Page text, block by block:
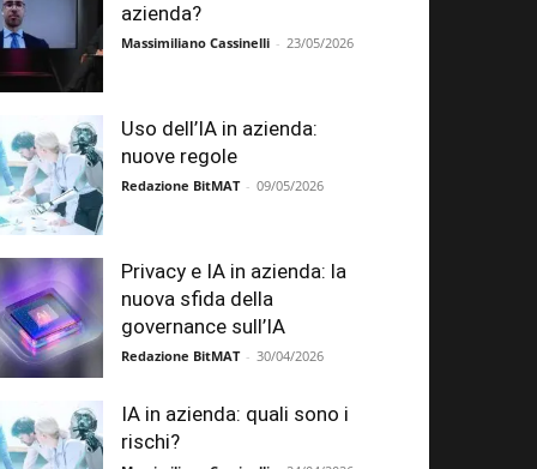
azienda?
Massimiliano Cassinelli - 23/05/2026
Uso dell’IA in azienda:
nuove regole
Redazione BitMAT - 09/05/2026
Privacy e IA in azienda: la
nuova sfida della
governance sull’IA
Redazione BitMAT - 30/04/2026
IA in azienda: quali sono i
rischi?